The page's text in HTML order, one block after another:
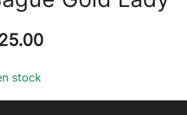
stock